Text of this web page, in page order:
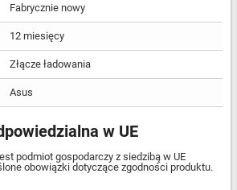
Fabrycznie nowy
12 miesięcy
Złącze ładowania
Asus
w UE
podmiot gospodarczy z siedzibą w UE
obowiązki dotyczące zgodności produktu.